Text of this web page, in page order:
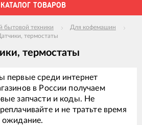
КАТАЛОГ ТОВАРОВ
бытовой техники
Для кофемашин
термостаты
термостаты
первые среди интернет
в России получаем
запчасти и коды. Не
и не тратьте время
ожидание.